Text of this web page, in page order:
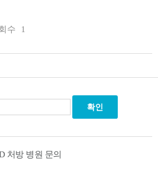
수 1
처방 병원 문의